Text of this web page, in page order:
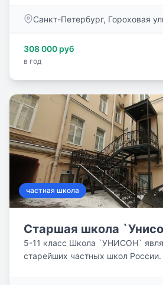
ученикам учиться по
авторские разработки для
потенциала учеников.
Санкт-Петербург, Гороховая
308 000 руб
в год
частная школа
Старшая школа
5-11 класс Школа `УНИСОН`
старейших частных школ